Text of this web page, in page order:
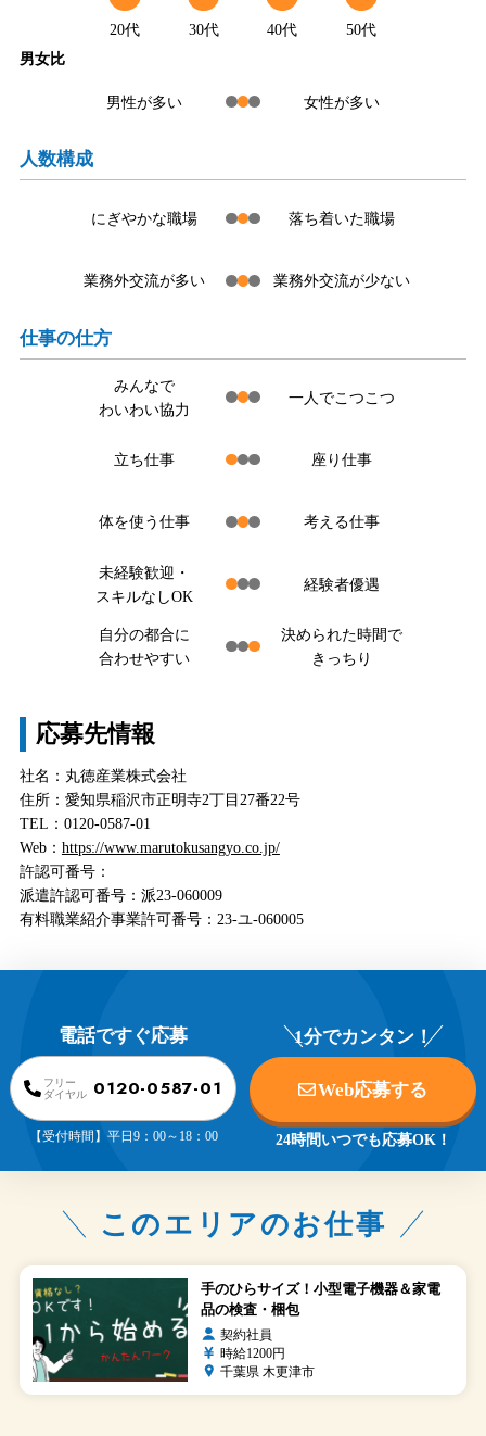
20代 30代 40代
50代
男女比
男性が多い 女性が多い
人数構成
にぎやかな職場 落ち着いた職場
業務外交流が多い 業務外交流が少ない
仕事の仕方
みんなで
わいわい協力
一人でこつこつ
立ち仕事 座り仕事
体を使う仕事 考える仕事
未経験歓迎・
スキルなしOK
経験者優遇
自分の都合に
合わせやすい
決められた時間で
きっちり
応募先情報
社名：丸徳産業株式会社
住所：愛知県稲沢市正明寺2丁目27番22号
TEL：0120-0587-01
Web： https://www.marutokusangyo.co.jp/
許認可番号：
派遣許認可番号：派23-060009
有料職業紹介事業許可番号：23-ユ-060005
電話ですぐ応募
フリー
ダイヤル
0120-0587-01
【受付時間】平日9：00～18：00
1分でカンタン！
Web応募する
24時間いつでも応募OK！
このエリアのお仕事
手のひらサイズ！小型電子機器＆家電
品の検査・梱包
契約社員
時給1200円
千葉県 木更津市